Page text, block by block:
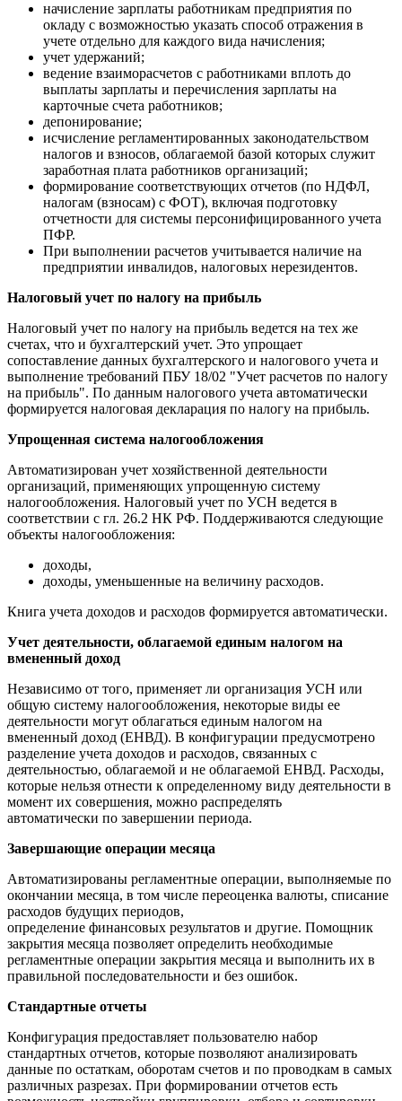
начисление зарплаты работникам предприятия по
окладу с возможностью указать способ отражения в
учете отдельно для каждого вида начисления;
учет удержаний;
ведение взаиморасчетов с работниками вплоть до
выплаты зарплаты и перечисления зарплаты на
карточные счета работников;
депонирование;
исчисление регламентированных законодательством
налогов и взносов, облагаемой базой которых служит
заработная плата работников организаций;
формирование соответствующих отчетов (по НДФЛ,
налогам (взносам) с ФОТ), включая подготовку
отчетности для системы персонифицированного учета
ПФР.
При выполнении расчетов учитывается наличие на
предприятии инвалидов, налоговых нерезидентов.
Налоговый учет по налогу на прибыль
Налоговый учет по налогу на прибыль ведется на тех же
счетах, что и бухгалтерский учет. Это упрощает
сопоставление данных бухгалтерского и налогового учета и
выполнение требований ПБУ 18/02 "Учет расчетов по налогу
на прибыль". По данным налогового учета автоматически
формируется налоговая декларация по налогу на прибыль.
Упрощенная система налогообложения
Автоматизирован учет хозяйственной деятельности
организаций, применяющих упрощенную систему
налогообложения. Налоговый учет по УСН ведется в
соответствии с гл. 26.2 НК РФ. Поддерживаются следующие
объекты налогообложения:
доходы,
доходы, уменьшенные на величину расходов.
Книга учета доходов и расходов формируется автоматически.
Учет деятельности, облагаемой единым налогом на
вмененный доход
Независимо от того, применяет ли организация УСН или
общую систему налогообложения, некоторые виды ее
деятельности могут облагаться единым налогом на
вмененный доход (ЕНВД). В конфигурации предусмотрено
разделение учета доходов и расходов, связанных с
деятельностью, облагаемой и не облагаемой ЕНВД. Расходы,
которые нельзя отнести к определенному виду деятельности в
момент их совершения, можно распределять
автоматически по завершении периода.
Завершающие операции месяца
Автоматизированы регламентные операции, выполняемые по
окончании месяца, в том числе переоценка валюты, списание
расходов будущих периодов,
определение финансовых результатов и другие. Помощник
закрытия месяца позволяет определить необходимые
регламентные операции закрытия месяца и выполнить их в
правильной последовательности и без ошибок.
Стандартные отчеты
Конфигурация предоставляет пользователю набор
стандартных отчетов, которые позволяют анализировать
данные по остаткам, оборотам счетов и по проводкам в самых
различных разрезах. При формировании отчетов есть